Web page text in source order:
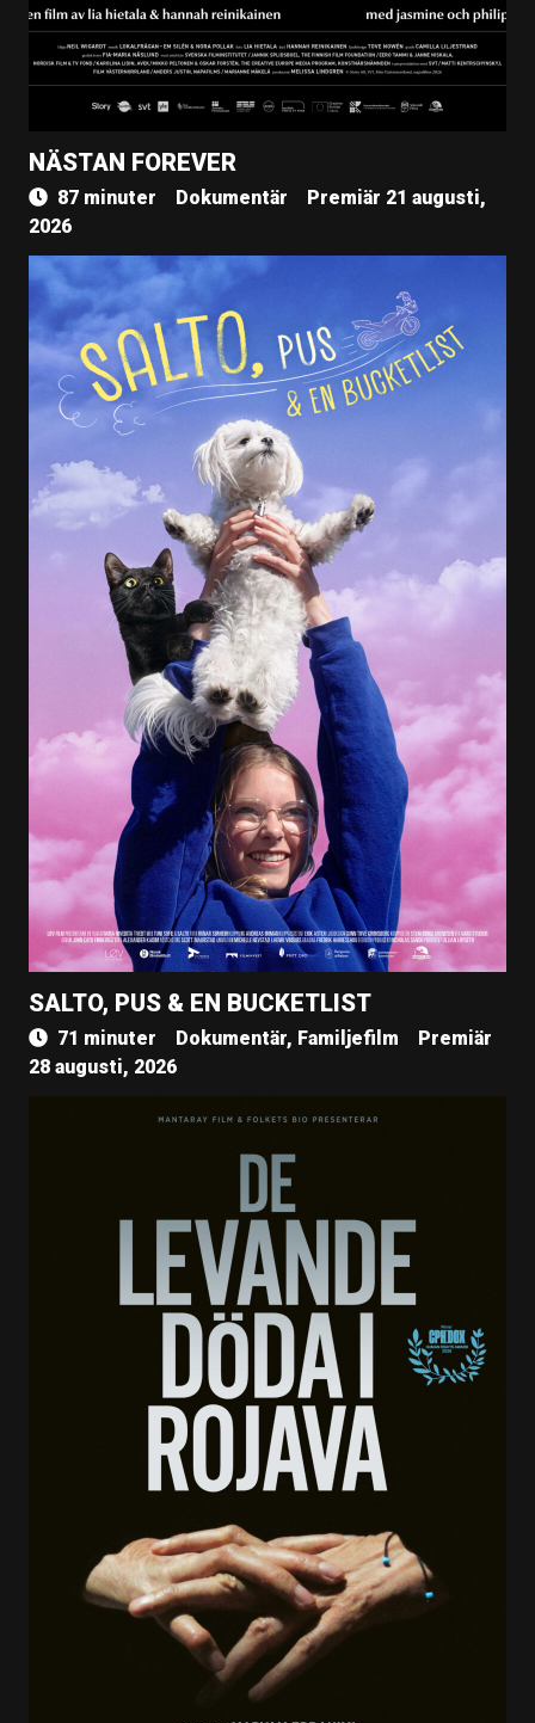
NÄSTAN FOREVER
87 minuter Dokumentär
Premiär 21 augusti,
2026
SALTO, PUS & EN BUCKETLIST
71 minuter Dokumentär, Familjefilm
Premiär
28 augusti, 2026